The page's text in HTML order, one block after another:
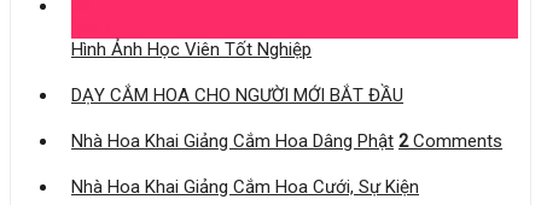
Hình Ảnh Học Viên Tốt Nghiệp
DẠY CẮM HOA CHO NGƯỜI MỚI BẮT ĐẦU
Nhà Hoa Khai Giảng Cắm Hoa Dâng Phật 2Comments
Nhà Hoa Khai Giảng Cắm Hoa Cưới, Sự Kiện